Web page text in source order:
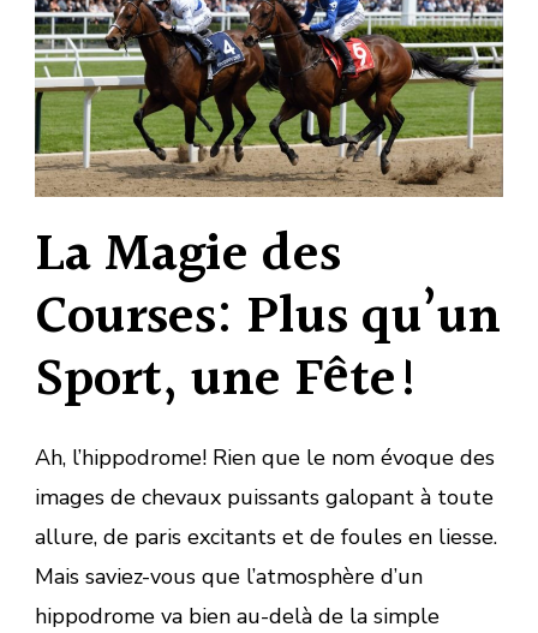
La Magie des
Courses: Plus qu’un
Sport, une Fête!
Ah, l’hippodrome! Rien que le nom évoque des
images de chevaux puissants galopant à toute
allure, de paris excitants et de foules en liesse.
Mais saviez-vous que l’atmosphère d’un
hippodrome va bien au-delà de la simple